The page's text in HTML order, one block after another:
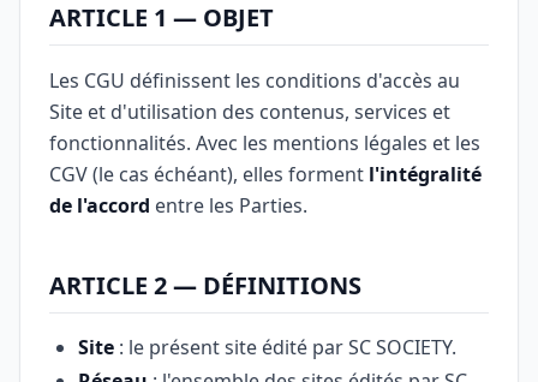
ARTICLE 1 — OBJET
Les CGU définissent les conditions d'accès au
Site et d'utilisation des contenus, services et
fonctionnalités. Avec les mentions légales et les
CGV (le cas échéant), elles forment l'intégralité
de l'accord entre les Parties.
ARTICLE 2 — DÉFINITIONS
Site : le présent site édité par SC SOCIETY.